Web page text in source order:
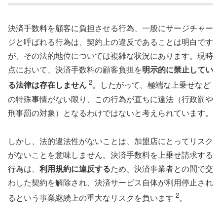
決済手数料を顧客に負担させる行為、一般にサージチャー
ジと呼ばれる行為は、契約上の違反であることは明白です
が、その法的地位については複雑な状況にあります。現時
点において、決済手数料の顧客負担を明示的に禁止してい
る法律は存在しません 2。したがって、極端な上乗せなど
の特殊事情がない限り、この行為が直ちに違法（行政罰や
刑事罰の対象）となるわけではないと考えられています。
しかし、法的違法性がないことは、加盟店にとってリスク
がないことを意味しません。決済手数料を上乗せ請求する
行為は、 利用規約に違反するため、決済事業者との間で交
わした契約を解除され、決済サービス自体が利用停止され
るという事業継続上の重大なリスクを負います 2。